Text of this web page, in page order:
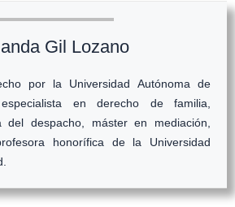
Gil Lozano
por la Universidad Autónoma de
en derecho de familia,
del despacho, máster en mediación,
honorífica de la Universidad